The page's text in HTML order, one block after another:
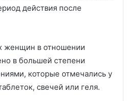
действия после
женщин в отношении
в большей степени
которые отмечались у
свечей или геля.